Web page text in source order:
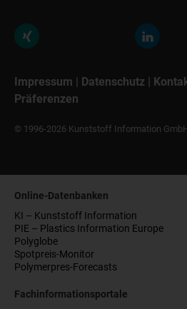
Impressum | Datenschutz |
Präferenzen
© 1996-2026 Kunststoff Information
Online-Datenbanken
KI – Kunststoff Information
PIE – Plastics Information Europe
Polyglobe
Spotpreis-Monitor
Polymerpres-Forecasts
Fachinformationsportale